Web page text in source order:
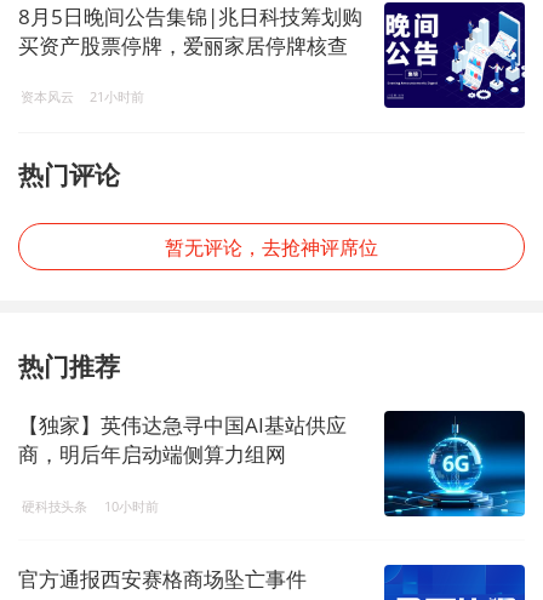
8月5日晚间公告集锦|兆日科技筹划购
买资产股票停牌，爱丽家居停牌核查
股份达69.73亿元
资本风云 21小时前
热门评论
暂无评论，去抢神评席位
热门推荐
【独家】英伟达急寻中国AI基站供应
商，明后年启动端侧算力组网
硬科技头条 10小时前
官方通报西安赛格商场坠亡事件